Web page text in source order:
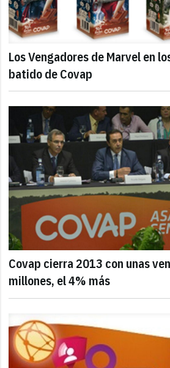
Los Vengadores de Marvel en
batido de Covap
Covap cierra 2013 con unas
millones, el 4% más